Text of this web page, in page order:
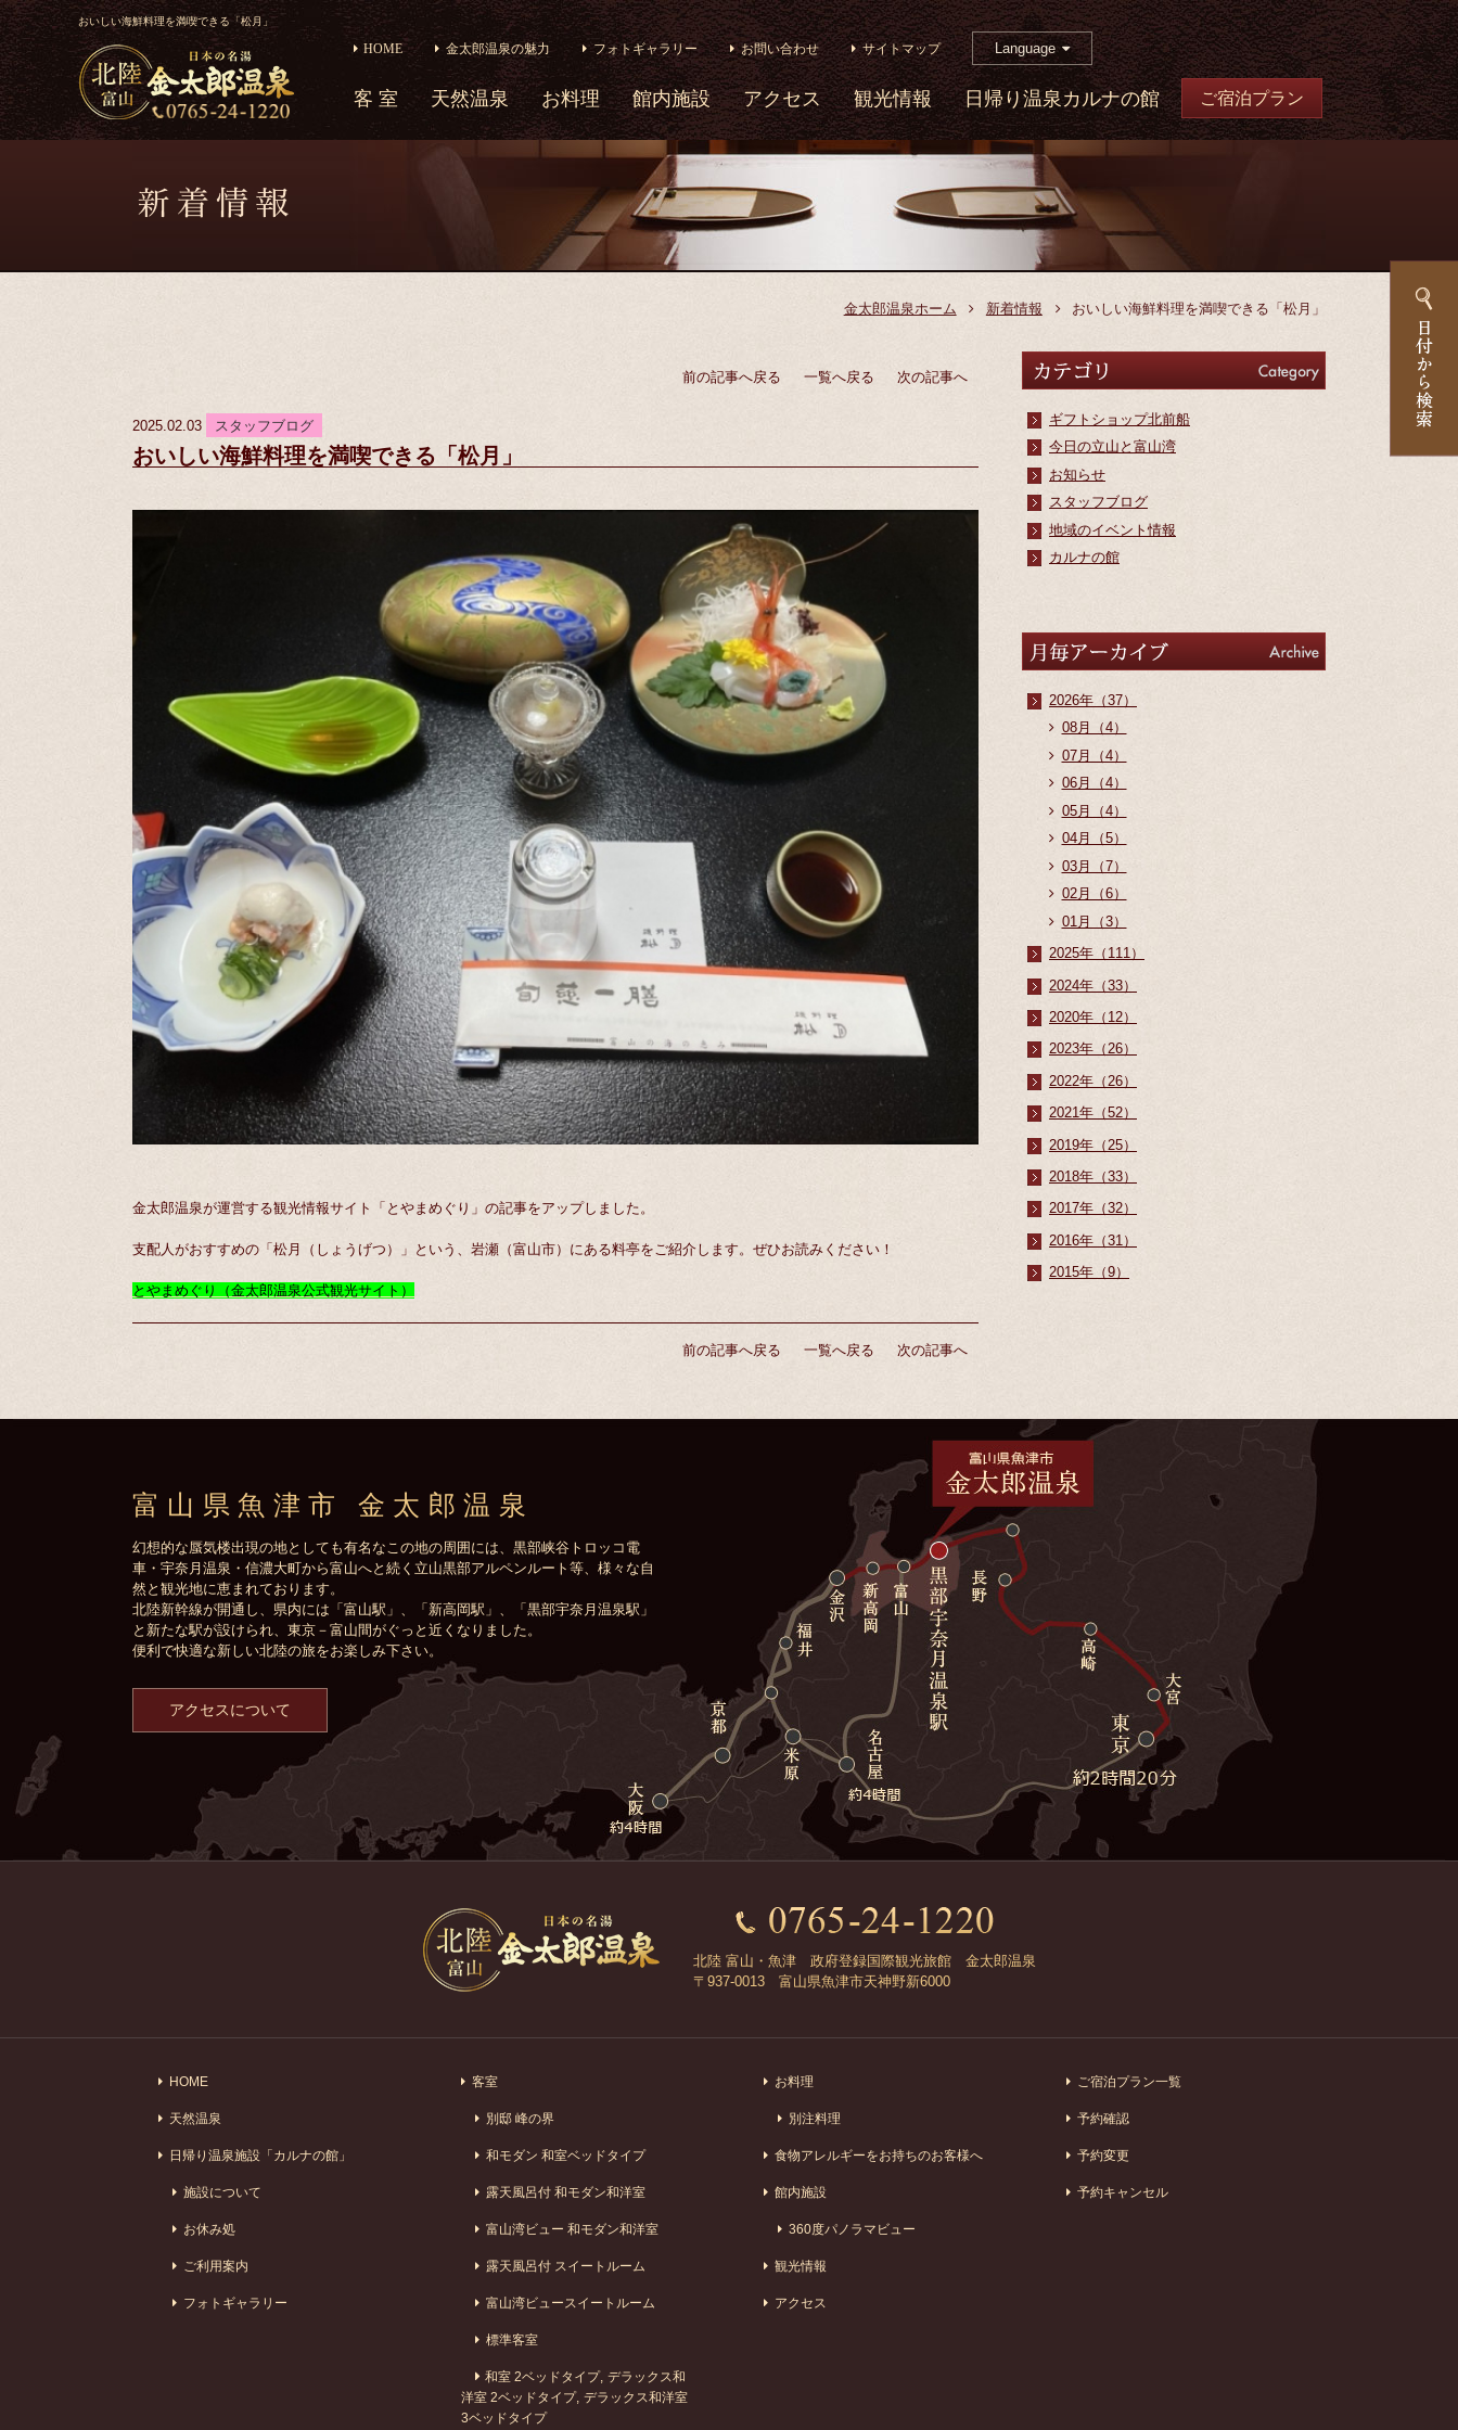
おいしい海鮮料理を満喫できる「松月」
HOME 金太郎温泉の魅力 フォトギャラリー お問い合わせ サイトマップ Language
客 室 天然温泉 お料理 館内施設 アクセス 観光情報 日帰り温泉カルナの館 ご宿泊プラン
金太郎温泉ホーム 新着情報 おいしい海鮮料理を満喫できる「松月」
前の記事へ戻る 一覧へ戻る 次の記事へ
2025.02.03 スタッフブログ
おいしい海鮮料理を満喫できる「松月」
金太郎温泉が運営する観光情報サイト「とやまめぐり」の記事をアップしました。
支配人がおすすめの「松月（しょうげつ）」という、岩瀬（富山市）にある料亭をご紹介します。ぜひお読みください！
とやまめぐり（金太郎温泉公式観光サイト）
前の記事へ戻る 一覧へ戻る 次の記事へ
ギフトショップ北前船
今日の立山と富山湾
お知らせ
スタッフブログ
地域のイベント情報
カルナの館
2026年（37）
08月（4）
07月（4）
06月（4）
05月（4）
04月（5）
03月（7）
02月（6）
01月（3）
2025年（111）
2024年（33）
2020年（12）
2023年（26）
2022年（26）
2021年（52）
2019年（25）
2018年（33）
2017年（32）
2016年（31）
2015年（9）
富山県魚津市 金太郎温泉
幻想的な蜃気楼出現の地としても有名なこの地の周囲には、黒部峡谷トロッコ電
車・宇奈月温泉・信濃大町から富山へと続く立山黒部アルペンルート等、様々な自
然と観光地に恵まれております。
北陸新幹線が開通し、県内には「富山駅」、「新高岡駅」、「黒部宇奈月温泉駅」
と新たな駅が設けられ、東京－富山間がぐっと近くなりました。
便利で快適な新しい北陸の旅をお楽しみ下さい。
アクセスについて
北陸 富山・魚津 政府登録国際観光旅館 金太郎温泉
〒937-0013 富山県魚津市天神野新6000
HOME
天然温泉
日帰り温泉施設「カルナの館」
施設について
お休み処
ご利用案内
フォトギャラリー
客室
別邸 峰の界
和モダン 和室ベッドタイプ
露天風呂付 和モダン和洋室
富山湾ビュー 和モダン和洋室
露天風呂付 スイートルーム
富山湾ビュースイートルーム
標準客室
和室 2ベッドタイプ デラックス和
洋室 2ベッドタイプ デラックス和洋室
3ベッドタイプ
お料理
別注料理
食物アレルギーをお持ちのお客様へ
館内施設
360度パノラマビュー
観光情報
アクセス
ご宿泊プラン一覧
予約確認
予約変更
予約キャンセル